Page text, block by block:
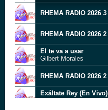
RHEMA RADIO 2026 3
RHEMA RADIO 2026 2
El te va a usar
Gilbert Morales
RHEMA RADIO 2026 2
Exáltate Rey (En Vivo)